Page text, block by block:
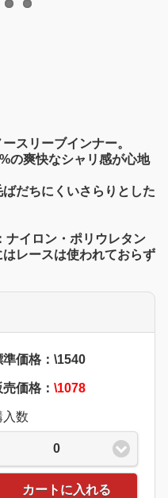
スリーブインナー。
の爽快なシャリ感が心地
だちにくいさらりとした
イロン・ポリウレタン
レースは使われておらず
準価格：\1540
売価格： \1078
入数
0
カートに入れる